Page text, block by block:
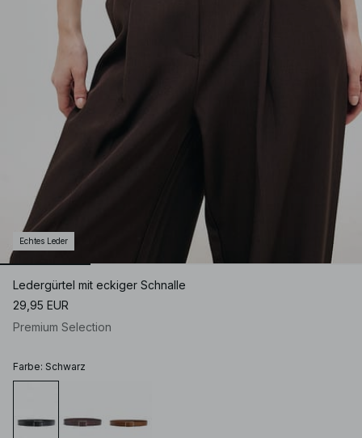
Echtes Leder
Ledergürtel mit eckiger Schnalle
29,95 EUR
Premium Selection
Farbe: Schwarz